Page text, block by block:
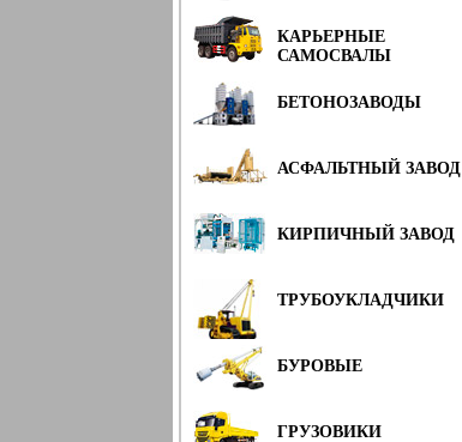
КАРЬЕРНЫЕ
САМОСВАЛЫ
БЕТОНОЗАВОДЫ
АСФАЛЬТНЫЙ ЗАВОД
КИРПИЧНЫЙ ЗАВОД
ТРУБОУКЛАДЧИКИ
БУРОВЫЕ
ГРУЗОВИКИ